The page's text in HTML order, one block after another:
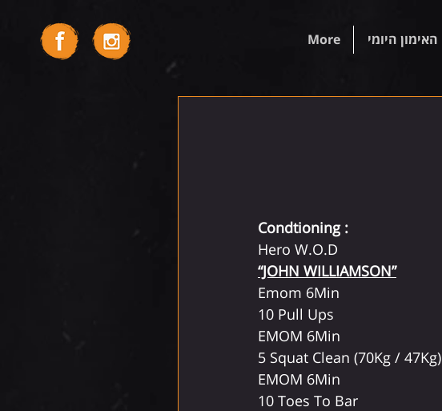
האימון היומי More
Condtioning :
Hero W.O.D
“JOHN WILLIAMSON”
Emom 6Min
10 Pull Ups
EMOM 6Min
5 Squat Clean (70Kg / 47Kg)
EMOM 6Min
10 Toes To Bar